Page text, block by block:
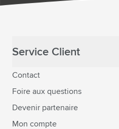
Service Client
Contact
Foire aux questions
Devenir partenaire
Mon compte